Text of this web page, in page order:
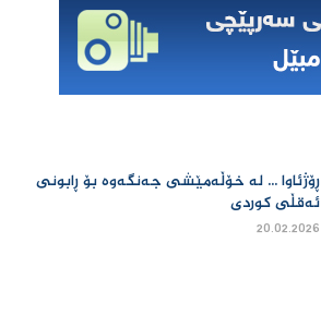
ڕۆژئاوا ... لە خۆڵەمێشی جەنگەوە بۆ ڕابونی
ئەقڵی کوردی
20.02.2026